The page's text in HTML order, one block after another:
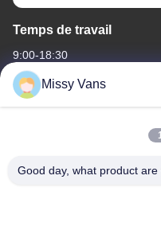
Temps de travail
9:00-18:30
Notre adresse
N° 8028, centre industriel
Missy Vans
Good day, what product